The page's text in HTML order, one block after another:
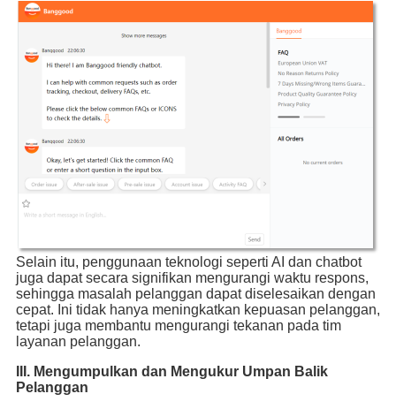
Selain itu, penggunaan teknologi seperti AI dan chatbot
juga dapat secara signifikan mengurangi waktu respons,
sehingga masalah pelanggan dapat diselesaikan dengan
cepat. Ini tidak hanya meningkatkan kepuasan pelanggan,
tetapi juga membantu mengurangi tekanan pada tim
layanan pelanggan.
III. Mengumpulkan dan Mengukur Umpan Balik
Pelanggan